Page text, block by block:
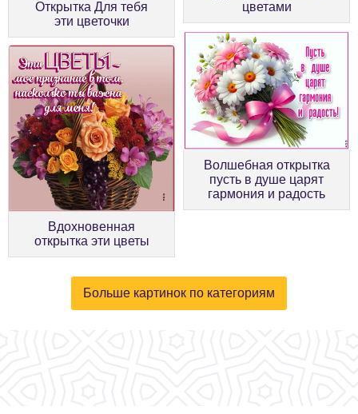
Открытка Для тебя
эти цветочки
цветами
Вдохновенная
открытка эти цветы
Волшебная открытка
пусть в душе царят
гармония и радость
Больше картинок по категориям